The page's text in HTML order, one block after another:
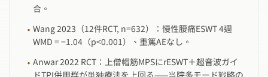
合。
· Wang 2023（12件RCT, n=632）：慢性腰痛ESWT 4週
WMD = −1.04（p<0.001）、重篤AEなし。
· Anwar 2022 RCT：上僧帽筋MPSにrESWT＋超音波ガイ
ドTPI併用群が単独療法を上回る——当院多モード戦略の